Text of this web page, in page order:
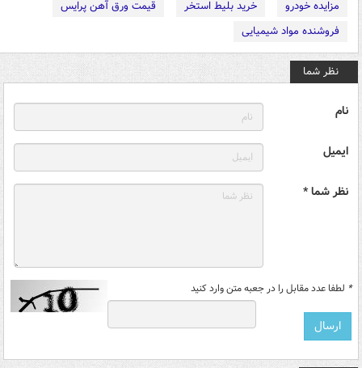
مزایده خودرو خرید بلیط استخر
قیمت ورق آهن پرایس
فروشنده مواد شیمیایی
نظر شما
نام
ایمیل
نظر شما *
* لطفا عدد مقابل را در جعبه متن وارد کنید